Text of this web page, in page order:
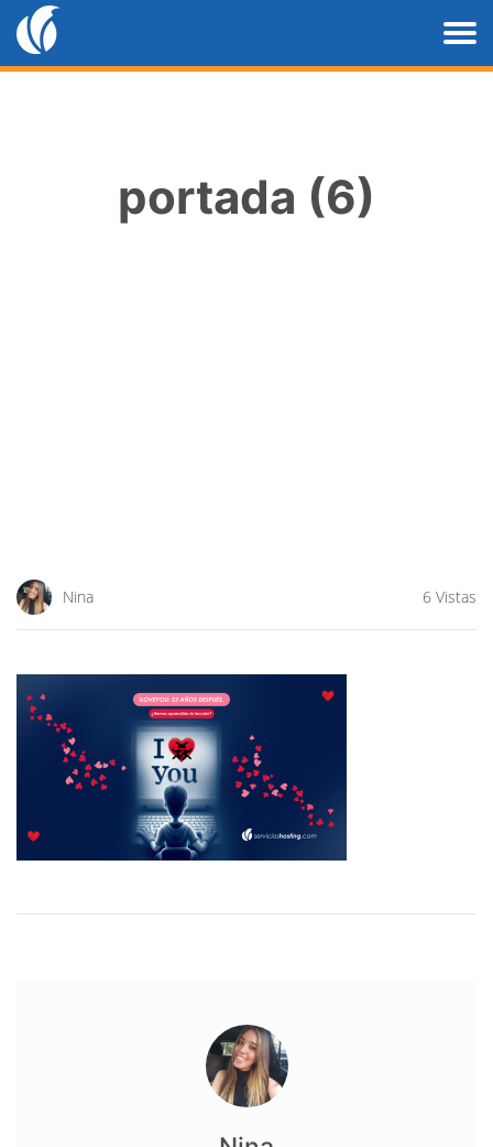
portada (6)
Nina 6 Vistas